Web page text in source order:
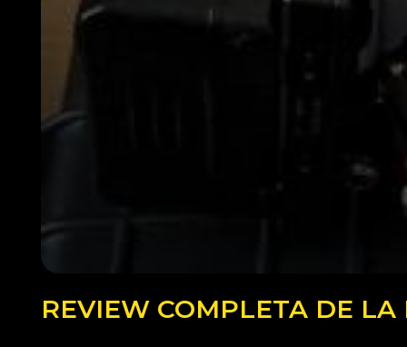
REVIEW COMPLETA DE LA